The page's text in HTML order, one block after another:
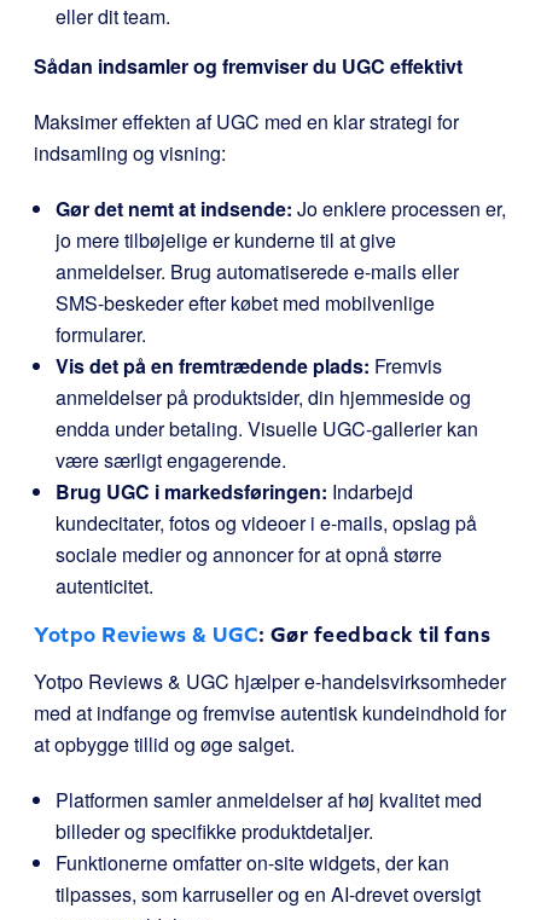
eller dit team.
Sådan indsamler og fremviser du UGC effektivt
Maksimer effekten af UGC med en klar strategi for
indsamling og visning:
Gør det nemt at indsende: Jo enklere processen er,
jo mere tilbøjelige er kunderne til at give
anmeldelser. Brug automatiserede e-mails eller
SMS-beskeder efter købet med mobilvenlige
formularer.
Vis det på en fremtrædende plads: Fremvis
anmeldelser på produktsider, din hjemmeside og
endda under betaling. Visuelle UGC-gallerier kan
være særligt engagerende.
Brug UGC i markedsføringen: Indarbejd
kundecitater, fotos og videoer i e-mails, opslag på
sociale medier og annoncer for at opnå større
autenticitet.
Yotpo Reviews & UGC: Gør feedback til fans
Yotpo Reviews & UGC hjælper e-handelsvirksomheder
med at indfange og fremvise autentisk kundeindhold for
at opbygge tillid og øge salget.
Platformen samler anmeldelser af høj kvalitet med
billeder og specifikke produktdetaljer.
Funktionerne omfatter on-site widgets, der kan
tilpasses, som karruseller og en AI-drevet oversigt